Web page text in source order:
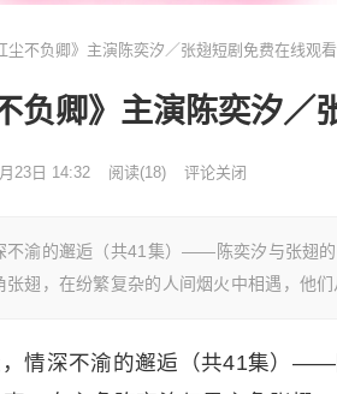
尘不负卿》主演陈奕汐／张翅短剧免费在线观
负卿》主演陈奕汐
23日 14:32 阅读(18) 评论关闭
不渝的邂逅（共41集）——陈奕汐与张翅
张翅，在纷繁复杂的人间烟火中相遇，他
，情深不渝的邂逅（共41集）